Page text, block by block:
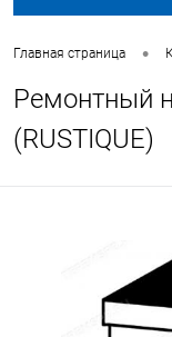
Главная страница •
Ремонтный
(RUSTIQUE)